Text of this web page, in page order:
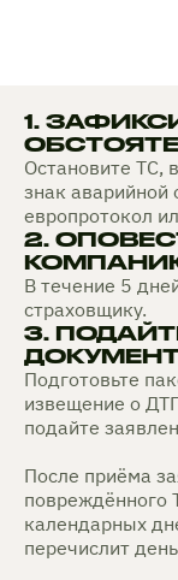
1.
Остановите ТС,
знак аварийной
европротокол
2.
В течение 5
страховщику.
3.
Подготовьте
извещение о
подайте
После приёма
повреждённого
календарных
перечислит